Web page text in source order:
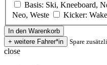
Basis: Ski, Kneeboard,
Neo, Weste
Kicker:
Spare
close